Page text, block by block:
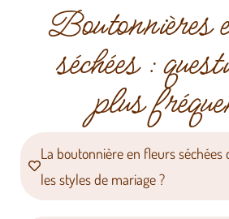
Boutonnières
séchées :
plus
La boutonnière en fleurs séchées
les styles de mariage ?